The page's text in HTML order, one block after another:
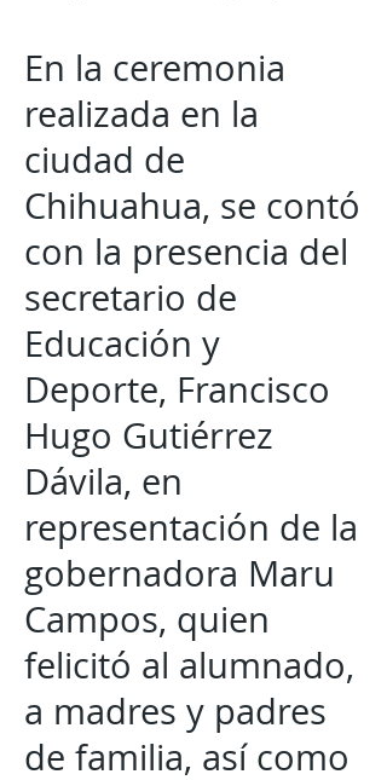
En la ceremonia
realizada en la
ciudad de
Chihuahua, se contó
con la presencia del
secretario de
Educación y
Deporte, Francisco
Hugo Gutiérrez
Dávila, en
representación de la
gobernadora Maru
Campos, quien
felicitó al alumnado,
a madres y padres
de familia, así como